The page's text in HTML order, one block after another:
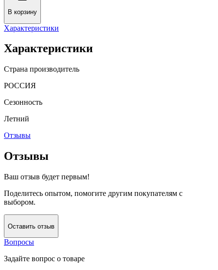
В корзину
Характеристики
Характеристики
Страна производитель
РОССИЯ
Сезонность
Летний
Отзывы
Отзывы
Ваш отзыв будет первым!
Поделитесь опытом, помогите другим покупателям с
выбором.
Оставить отзыв
Вопросы
Задайте вопрос о товаре